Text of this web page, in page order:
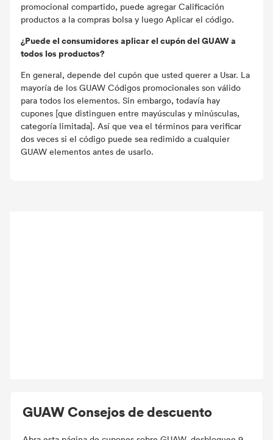
GUAW Consejos de descuento
promocional compartido, puede agregar Calificación
productos a la compras bolsa y luego Aplicar el código.
¿Puede el consumidores aplicar el cupón del GUAW a
todos los productos?
En general, depende del cupón que usted querer a Usar. La
mayoría de los GUAW Códigos promocionales son válido
para todos los elementos. Sin embargo, todavía hay
cupones [que distinguen entre mayúsculas y minúsculas,
categoría limitada]. Así que vea el términos para verificar
dos veces si el código puede sea ​​redimido a cualquier
GUAW elementos antes de usarlo.